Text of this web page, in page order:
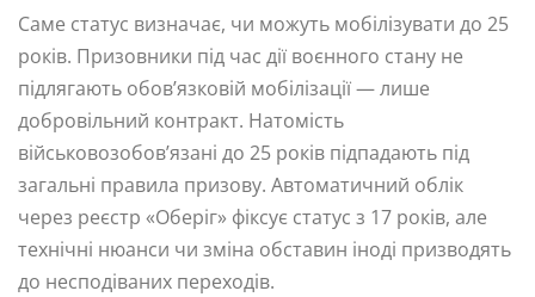
Саме статус визначає, чи можуть мобілізувати до 25
років. Призовники під час дії воєнного стану не
підлягають обов’язковій мобілізації — лише
добровільний контракт. Натомість
військовозобов’язані до 25 років підпадають під
загальні правила призову. Автоматичний облік
через реєстр «Оберіг» фіксує статус з 17 років, але
технічні нюанси чи зміна обставин іноді призводять
до несподіваних переходів.